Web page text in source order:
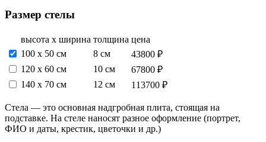
Размер стелы
высота х ширина толщина цена
100 x 50 см
8 см
43800 ₽
120 х 60 см
10 см
67800 ₽
140 х 70 см
12 см 113700 ₽
Стела — это основная надгробная плита, стоящая на
подставке. На стеле наносят разное оформление (портрет,
ФИО и даты, крестик, цветочки и др.)